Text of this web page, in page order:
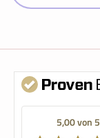
5,00 von 5